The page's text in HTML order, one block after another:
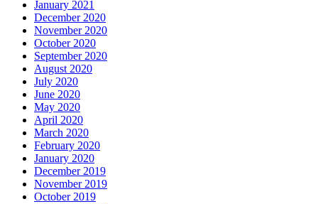
January 2021
December 2020
November 2020
October 2020
September 2020
August 2020
July 2020
June 2020
May 2020
April 2020
March 2020
February 2020
January 2020
December 2019
November 2019
October 2019